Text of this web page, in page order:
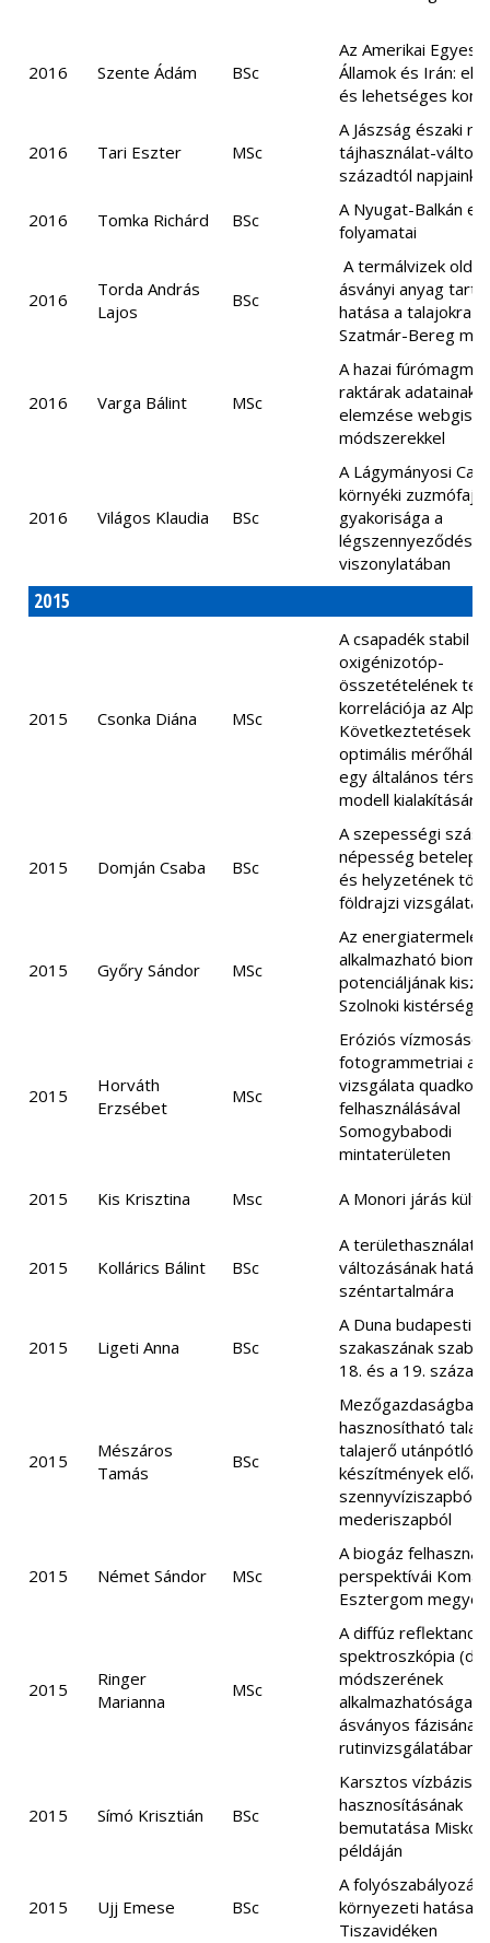
2016 Szente Ádám BSc
Az Amerikai
Államok és Irán:
és lehetséges
2016 Tari Eszter MSc
A Jászság északi
tájhasználat-
századtól napjainkig
2016 Tomka Richárd BSc
A Nyugat-Balkán
folyamatai
2016
Torda András
Lajos
BSc
A termálvizek
ásványi anyag
hatása a talajokra
Szatmár-Bereg
2016 Varga Bálint MSc
A hazai
raktárak adatainak
elemzése webgis
módszerekkel
2016 Világos Klaudia BSc
A Lágymányosi
környéki
gyakorisága a
légszennyeződés
viszonylatában
2015
2015 Csonka Diána MSc
A csapadék stabil
oxigénizotóp-
összetételének
korrelációja az
Következtetések
optimális
egy általános
modell kialakítására
2015 Domján Csaba BSc
A szepességi szász
népesség
és helyzetének
földrajzi vizsgálata
2015 Győry Sándor MSc
Az
alkalmazható
potenciáljának
Szolnoki
2015
Horváth
Erzsébet
MSc
Eróziós vízmosások
fotogrammetriai
vizsgálata
felhasználásával
Somogybabodi
mintaterületen
2015 Kis Krisztina Msc A Monori járás
2015 Kollárics Bálint BSc
A területhasználat
változásának
széntartalmára
2015 Ligeti Anna BSc
A Duna budapesti
szakaszának
18. és a 19.
2015
Mészáros
Tamás
BSc
Mezőgazdaságban
hasznosítható
talajerő utánpótló
készítmények
szennyvíziszapból
mederiszapból
2015 Német Sándor MSc
A biogáz
perspektívái
Esztergom
2015
Ringer
Marianna
MSc
A diffúz reflektancia
spektroszkópia
módszerének
alkalmazhatósága
ásványos fázisának
rutinvizsgálatában
2015 Símó Krisztián BSc
Karsztos vízbázis
hasznosításának
bemutatása Miskolc
példáján
2015 Ujj Emese BSc
A
környezeti hatásai
Tiszavidéken